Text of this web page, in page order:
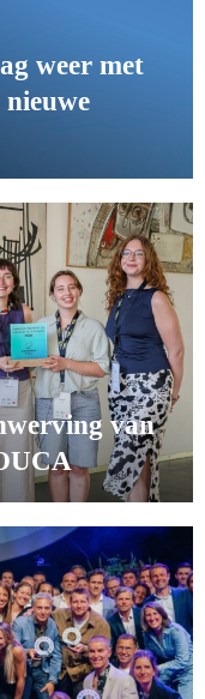
weer met
van